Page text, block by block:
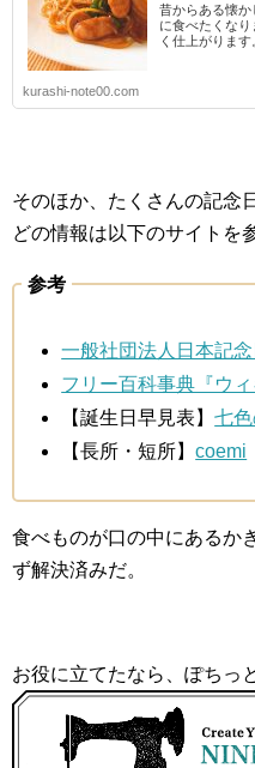
昔からある懐
に食べたくな
く仕上がりま
kurashi-note00.com
そのほか、たくさんの記念
どの情報は以下のサイトを
参考
一般社団法人日本記
フリー百科事典『ウ
【誕生日早見表】七
【長所・短所】coemi
食べものが口の中にあるか
ず解決済みだ。
お役に立てたなら、ぽちっ